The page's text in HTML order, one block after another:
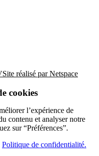
Site réalisé par Netspace
cookies
l’expérience de
contenu et analyser notre
sur “Préférences”.
Politique de confidentialité.